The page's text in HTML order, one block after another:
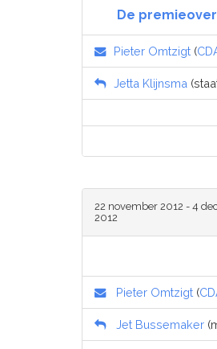
De
Pieter Omtzigt (
Jetta Klijnsma
22 november 2012 - 4
2012
Pieter Omtzigt (
Jet Bussemaker